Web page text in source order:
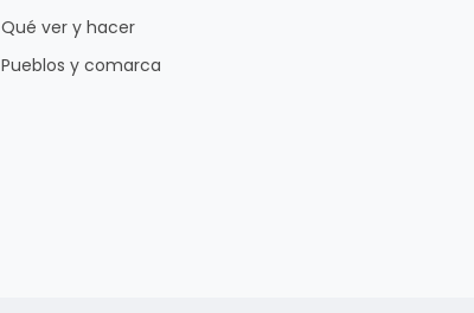
Qué ver y hacer
Pueblos y comarca